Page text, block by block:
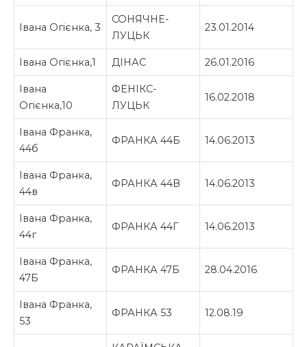
Івана Огієнка, 3
СОНЯЧНЕ-
ЛУЦЬК
23.01.2014
Івана Огієнка,1 ДІНАС 26.01.2016
Івана
Огієнка,10
ФЕНІКС-
ЛУЦЬК
16.02.2018
Івана Франка,
44б
ФРАНКА 44Б 14.06.2013
Івана Франка,
44в
ФРАНКА 44В 14.06.2013
Івана Франка,
44г
ФРАНКА 44Г 14.06.2013
Івана Франка,
47Б
ФРАНКА 47Б 28.04.2016
Івана Франка,
53
ФРАНКА 53 12.08.19